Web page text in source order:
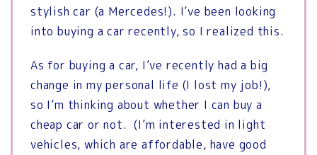
stylish car (a Mercedes!). I’ve been looking
into buying a car recently, so I realized this.
As for buying a car, I’ve recently had a big
change in my personal life (I lost my job!),
so I’m thinking about whether I can buy a
cheap car or not. (I’m interested in light
vehicles, which are affordable, have good